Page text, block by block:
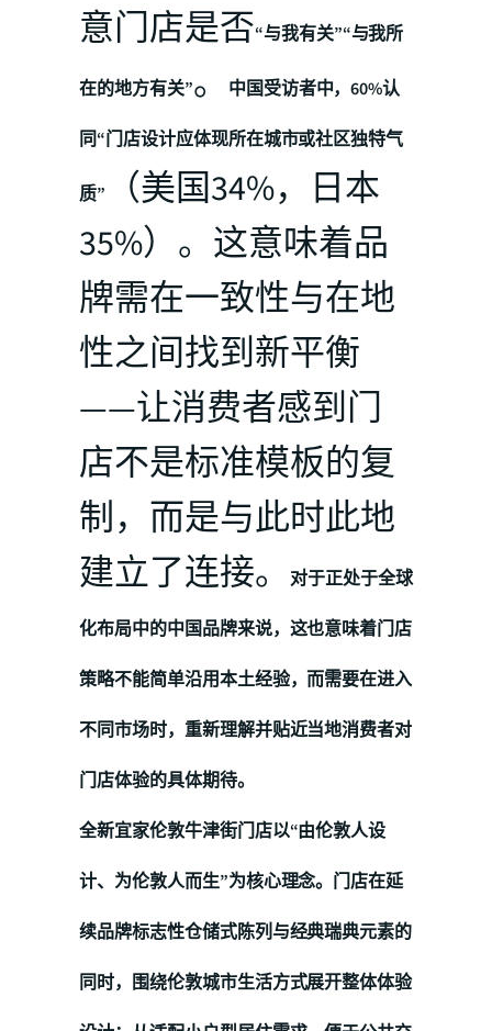
意门店是否“与我有关”“与我所
在的地方有关”。 中国受访者中，60%认
同“门店设计应体现所在城市或社区独特气
质”
（美国34%，日本
35%）。这意味着品
牌需在一致性与在地
性之间找到新平衡
——让消费者感到门
店不是标准模板的复
制，而是与此时此地
建立了连接。
对于正处于全球
化布局中的中国品牌来说，这也意味着门店
策略不能简单沿用本土经验，而需要在进入
不同市场时，重新理解并贴近当地消费者对
门店体验的具体期待。
全新宜家伦敦牛津街门店以“由伦敦人设
计、为伦敦人而生”为核心理念。门店在延
续品牌标志性仓储式陈列与经典瑞典元素的
同时，围绕伦敦城市生活方式展开整体体验